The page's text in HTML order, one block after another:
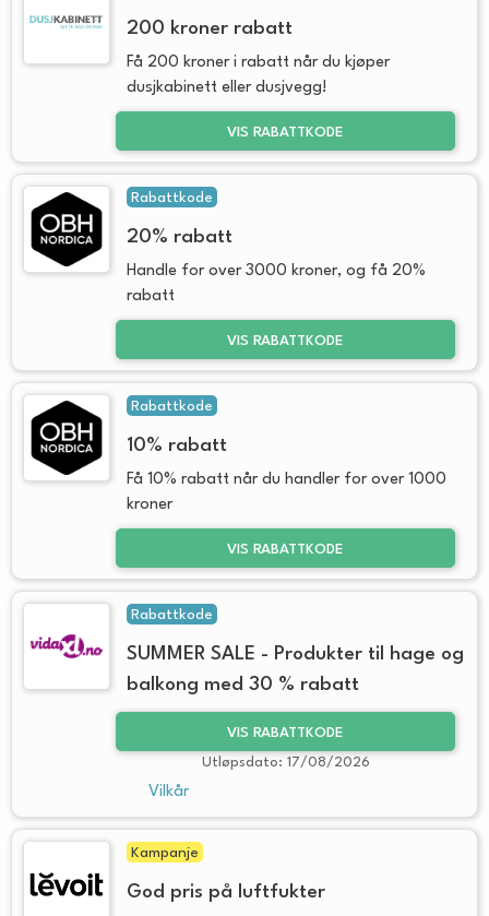
200 kroner rabatt
Få 200 kroner i rabatt når du kjøper
dusjkabinett eller dusjvegg!
VIS RABATTKODE
Rabattkode
20% rabatt
Handle for over 3000 kroner, og få 20%
rabatt
VIS RABATTKODE
Rabattkode
10% rabatt
Få 10% rabatt når du handler for over 1000
kroner
VIS RABATTKODE
Rabattkode
SUMMER SALE - Produkter til hage og
balkong med 30 % rabatt
VIS RABATTKODE
Utløpsdato: 17/08/2026
Vilkår
Kampanje
God pris på luftfukter